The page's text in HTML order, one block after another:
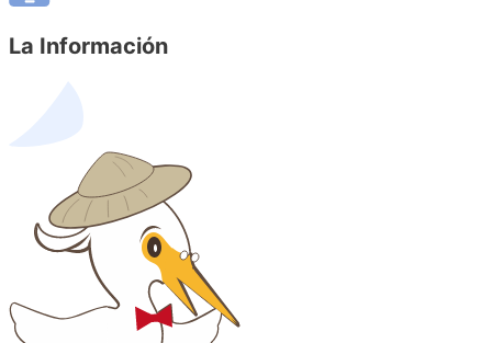
La Información